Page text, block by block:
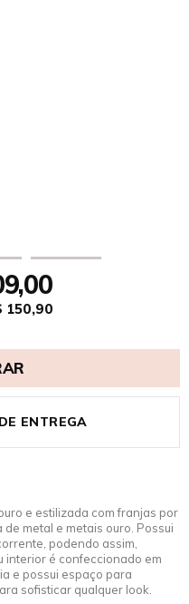
150,90
ENTREGA
e estilizada com franjas por
metal e metais ouro. Possui
podendo assim,
interior é confeccionado em
e possui espaço para
sofisticar qualquer look.